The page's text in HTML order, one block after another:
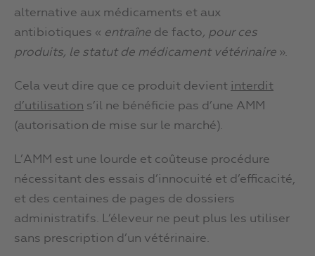
alternative aux médicaments et aux
antibiotiques « entraîne de facto, pour ces
produits, le statut de médicament vétérinaire ».
Cela veut dire que ce produit devient interdit
d’utilisation s’il ne bénéficie pas d’une AMM
(autorisation de mise sur le marché).
L’AMM est une lourde et coûteuse procédure
nécessitant des essais d’innocuité et d’efficacité,
et des centaines de pages de dossiers
administratifs. L’éleveur ne peut plus les utiliser
sans prescription d’un vétérinaire.